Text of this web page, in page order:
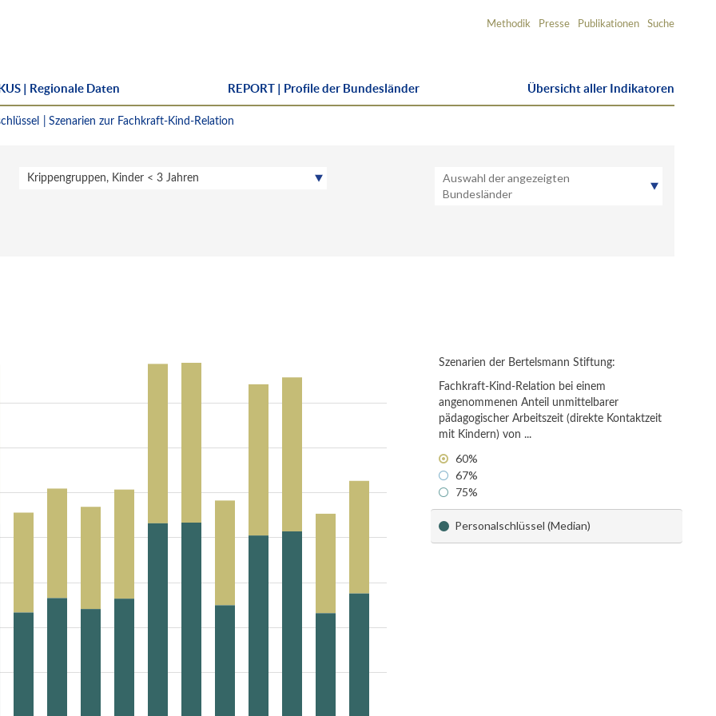
| Regionale Daten REPORT | Profile der Bundesländer Übersicht aller Indikatoren
Service-
Methodik Presse Publikationen Suche
Szenarien zur Fachkraft-Kind-Relation
Krippengruppen, Kinder < 3 Jahren
Auswahl der angezeigten
Bundesländer
Szenarien der Bertelsmann Stiftung:
Fachkraft-Kind-Relation bei einem
angenommenen Anteil unmittelbarer
pädagogischer Arbeitszeit (direkte Kontaktzeit
mit Kindern) von ...
60%
67%
75%
Personalschlüssel (Median)